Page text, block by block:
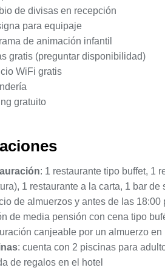
de divisas en recepción
para equipaje
de animación infantil
gratis (preguntar disponibilidad)
WiFi gratis
gratuito
: 1 restaurante tipo buffet, 1
1 restaurante a la carta, 1 bar
de almuerzos y antes de las
de media pensión con cena tipo
canjeable por un almuerzo
: cuenta con 2 piscinas para
de regalos en el hotel